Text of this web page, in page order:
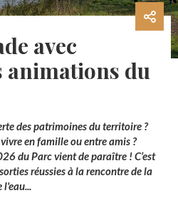
avec
animations du
des patrimoines du territoire ?
en famille ou entre amis ?
du Parc vient de paraître ! C’est
réussies à la rencontre de la
l'eau...